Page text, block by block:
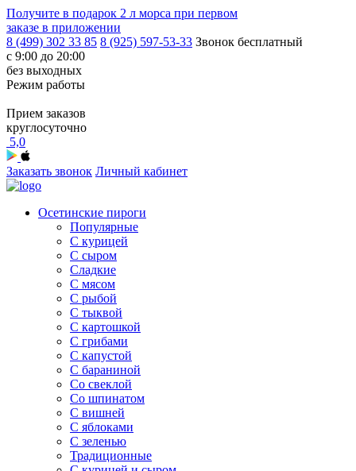
Получите в подарок 2 л морса при первом
заказе в приложении
8 (499) 302 33 85 8 (925) 597-53-33 Звонок бесплатный
с 9:00 до 20:00
без выходных
Режим работы
Прием заказов
круглосуточно
5,0
Заказать звонок Личный кабинет
Осетинские пироги
Популярные
С курицей
С сыром
Сладкие
С мясом
С рыбой
С тыквой
С картошкой
С грибами
С капустой
C бараниной
Со свеклой
Со шпинатом
С вишней
С яблоками
С зеленью
Традиционные